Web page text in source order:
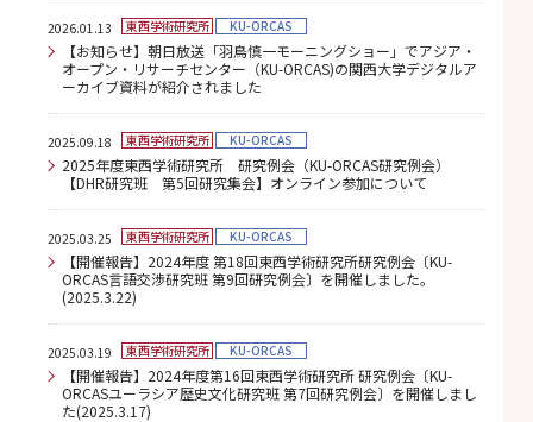
2026.01.13 東西学術研究所 KU-ORCAS
【お知らせ】朝日放送「羽鳥慎一モーニングショー」でアジア・
オープン・リサーチセンター（KU-ORCAS)の関西大学デジタルア
ーカイブ資料が紹介されました
2025.09.18 東西学術研究所 KU-ORCAS
2025年度東西学術研究所 研究例会（KU-ORCAS研究例会）
【DHR研究班 第5回研究集会】オンライン参加について
2025.03.25 東西学術研究所 KU-ORCAS
【開催報告】2024年度 第18回東西学術研究所研究例会〔KU-
ORCAS言語交渉研究班 第9回研究例会〕を開催しました。
(2025.3.22)
2025.03.19 東西学術研究所 KU-ORCAS
【開催報告】2024年度第16回東西学術研究所 研究例会〔KU-
ORCASユーラシア歴史文化研究班 第7回研究例会〕を開催しまし
た(2025.3.17)